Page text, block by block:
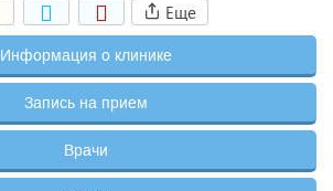
Еще
Информация о клинике
Запись на прием
Врачи